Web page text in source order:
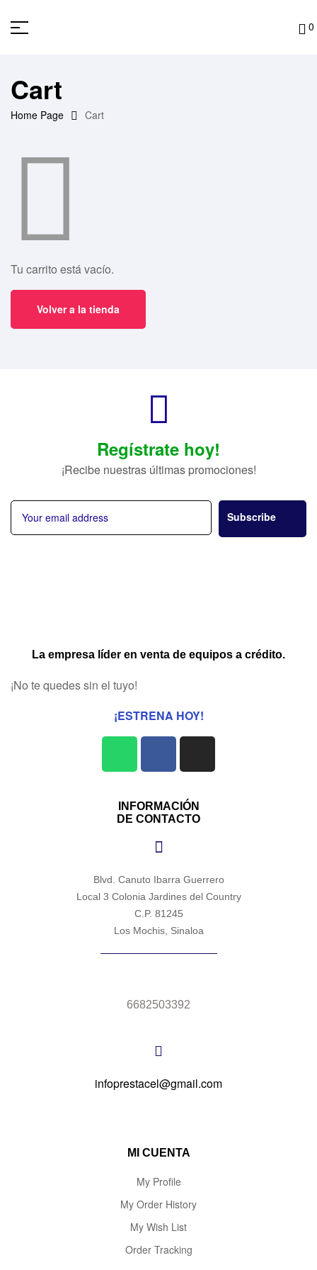
0
Cart
Home Page Cart
Tu carrito está vacío.
Volver a la tienda
Regístrate hoy!
¡Recibe nuestras últimas promociones!
Subscribe
La empresa líder en venta de equipos a crédito.
¡No te quedes sin el tuyo!
¡ESTRENA HOY!
INFORMACIÓN
DE CONTACTO
Blvd. Canuto Ibarra Guerrero
Local 3 Colonia Jardines del Country
C.P. 81245
Los Mochis, Sinaloa
6682503392
infoprestacel@gmail.com
MI CUENTA
My Profile
My Order History
My Wish List
Order Tracking